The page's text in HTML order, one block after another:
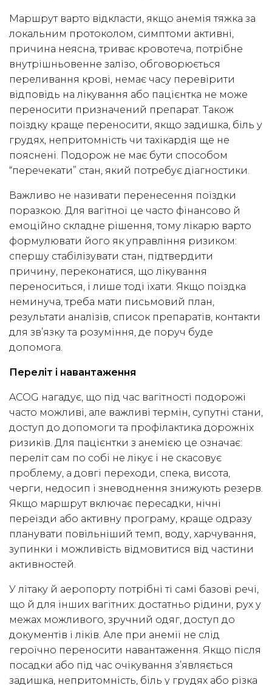
Маршрут варто відкласти, якщо анемія тяжка за
локальним протоколом, симптоми активні,
причина неясна, триває кровотеча, потрібне
внутрішньовенне залізо, обговорюється
переливання крові, немає часу перевірити
відповідь на лікування або пацієнтка не може
переносити призначений препарат. Також
поїздку краще переносити, якщо задишка, біль у
грудях, непритомність чи тахікардія ще не
пояснені. Подорож не має бути способом
“перечекати” стан, який потребує діагностики.
Важливо не називати перенесення поїздки
поразкою. Для вагітної це часто фінансово й
емоційно складне рішення, тому лікарю варто
формулювати його як управління ризиком:
спершу стабілізувати стан, підтвердити
причину, переконатися, що лікування
переноситься, і лише тоді їхати. Якщо поїздка
неминуча, треба мати письмовий план,
результати аналізів, список препаратів, контакти
для зв’язку та розуміння, де поруч буде
допомога.
Переліт і навантаження
ACOG нагадує, що під час вагітності подорожі
часто можливі, але важливі термін, супутні стани,
доступ до допомоги та профілактика дорожніх
ризиків. Для пацієнтки з анемією це означає:
переліт сам по собі не лікує і не скасовує
проблему, а довгі переходи, спека, висота,
черги, недосип і зневоднення знижують резерв.
Якщо маршрут включає пересадки, нічні
переїзди або активну програму, краще одразу
планувати повільніший темп, воду, харчування,
зупинки і можливість відмовитися від частини
активностей.
У літаку й аеропорту потрібні ті самі базові речі,
що й для інших вагітних: достатньо рідини, рух у
межах можливого, зручний одяг, доступ до
документів і ліків. Але при анемії не слід
героїчно переносити навантаження. Якщо після
посадки або під час очікування з’являється
задишка, непритомність, біль у грудях або різка